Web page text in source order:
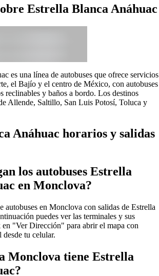
Estrella Blanca Anáhuac
es una línea de autobuses que ofrece servicios
el Bajío y el centro de México, con autobuses
reclinables y baños a bordo. Los destinos
Allende, Saltillo, San Luis Potosí, Toluca y
Anáhuac horarios y salidas
los autobuses Estrella
en Monclova?
autobuses en Monclova con salidas de Estrella
puedes ver las terminales y sus
"Ver Dirección" para abrir el mapa con
tu celular.
Monclova tiene Estrella